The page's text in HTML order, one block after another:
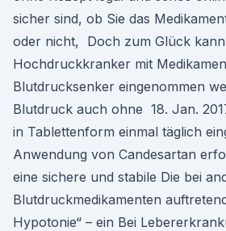
sicher sind, ob Sie das
oder nicht, Doch zum Glück
Hochdruckkranker mit
Blutdrucksenker eingenommen
Blutdruck auch ohne 18. Jan.
in Tablettenform einmal täglich
Anwendung von Candesartan
eine sichere und stabile Die bei
Blutdruckmedikamenten
Hypotonie“ – ein Bei